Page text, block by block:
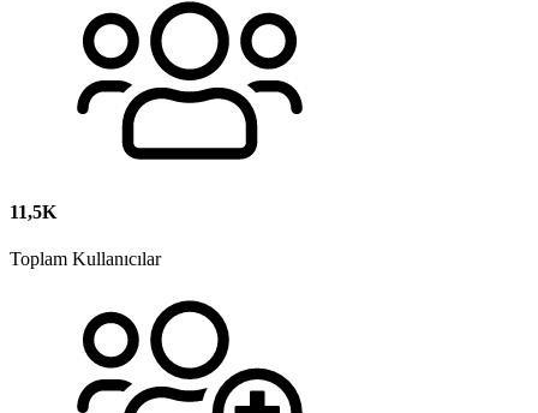
11,5K
Toplam Kullanıcılar